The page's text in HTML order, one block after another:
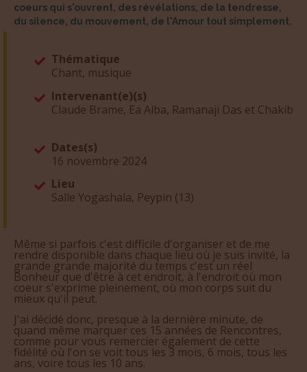
coeurs qui s'ouvrent, des révélations, de la tendresse,
du silence, du mouvement, de l'Amour tout simplement.
Thématique
Chant, musique
Intervenant(e)(s)
Claude Brame, Ea Alba, Ramanaji Das et Chakib
Dates(s)
16 novembre 2024
Lieu
Salle Yogashala, Peypin (13)
Même si parfois c'est difficile d'organiser et de me
rendre disponible dans chaque lieu où je suis invité, la
grande grande majorité du temps c'est un réel
Bonheur que d'être à cet endroit, à l'endroit où mon
coeur s'exprime pleinement, où mon corps suit du
mieux qu'il peut.
J'ai décidé donc, presque à la dernière minute, de
quand même marquer ces 15 années de Rencontres,
comme pour vous remercier également de cette
fidélité où l'on se voit tous les 3 mois, 6 mois, tous les
ans, voire tous les 10 ans.